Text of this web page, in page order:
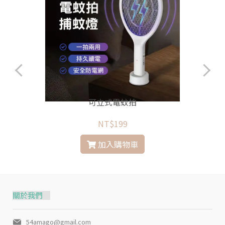
可立式電蚊拍
NT$199
加入購物車
關於我們
54amago@gmail.com